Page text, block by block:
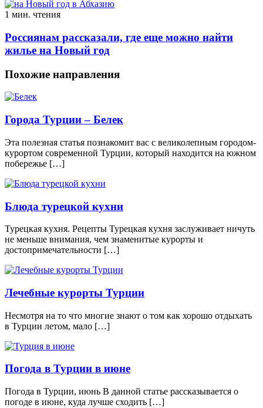
1 мин. чтения
Россиянам рассказали, где еще можно найти
жилье на Новый год
Похожие направления
Города Турции – Белек
Эта полезная статья познакомит вас с великолепным городом-
курортом современной Турции, который находится на южном
побережье […]
Блюда турецкой кухни
Турецкая кухня. Рецепты Турецкая кухня заслуживает ничуть
не меньше внимания, чем знаменитые курорты и
достопримечательности […]
Лечебные курорты Турции
Несмотря на то что многие знают о том как хорошо отдыхать
в Турции летом, мало […]
Погода в Турции в июне
Погода в Турции, июнь В данной статье рассказывается о
погоде в июне, куда лучше сходить […]